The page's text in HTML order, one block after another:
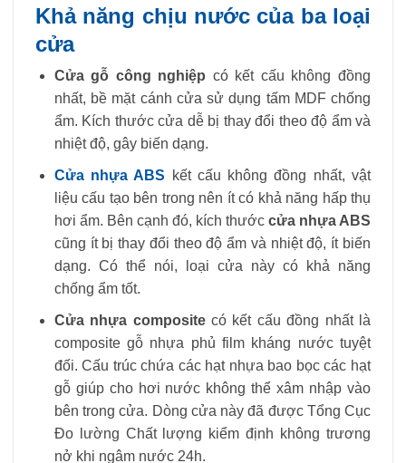
Khả năng chịu nước của ba loại
cửa
Cửa gỗ công nghiệp có kết cấu không đồng
nhất, bề mặt cánh cửa sử dụng tấm MDF chống
ẩm. Kích thước cửa dễ bị thay đổi theo độ ẩm và
nhiệt độ, gây biến dạng.
Cửa nhựa ABS kết cấu không đồng nhất, vật
liệu cấu tạo bên trong nên ít có khả năng hấp thụ
hơi ẩm. Bên cạnh đó, kích thước cửa nhựa ABS
cũng ít bị thay đổi theo độ ẩm và nhiệt độ, ít biến
dạng. Có thể nói, loại cửa này có khả năng
chống ẩm tốt.
Cửa nhựa compositecó kết cấu đồng nhất là
composite gỗ nhựa phủ film kháng nước tuyệt
đối. Cấu trúc chứa các hạt nhựa bao bọc các hạt
gỗ giúp cho hơi nước không thể xâm nhập vào
bên trong cửa. Dòng cửa này đã được Tổng Cục
Đo lường Chất lượng kiểm định không trương
nở khi ngâm nước 24h.